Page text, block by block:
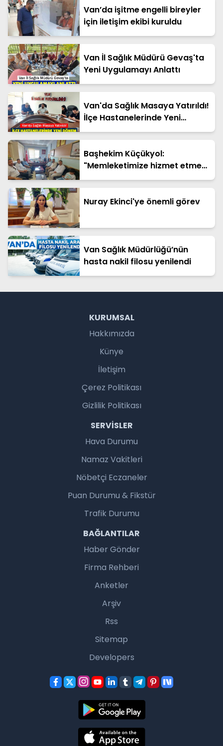
Van’da işitme engelli bireyler
için iletişim ekibi kuruldu
Van İl Sağlık Müdürü Gevaş'ta
Yeni Uygulamayı Anlattı
Van'da Sağlık Masaya Yatırıldı!
İlçe Hastanelerinde Yeni
Dönem
Başhekim Küçükyol:
"Memleketimize hizmet etmek
benim için büyük bir onurdur"
Nuray Ekinci'ye önemli görev
Van Sağlık Müdürlüğü’nün
hasta nakil filosu yenilendi
KURUMSAL
Hakkımızda
Künye
İletişim
Çerez Politikası
Gizlilik Politikası
SERVISLER
Hava Durumu
Namaz Vakitleri
Nöbetçi Eczaneler
Puan Durumu & Fikstür
Trafik Durumu
BAĞLANTILAR
Haber Gönder
Firma Rehberi
Anketler
Arşiv
Rss
Sitemap
Developers